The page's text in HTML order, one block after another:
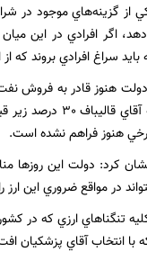
از گزينه‌هاي موجود در
اگر افرادي در اين
سراغ افرادي بروند كه
هنوز قادر به فروش
كه وارد مي‌كند
هنوز فراهم نشده است.
كرد: دولت اين روزها
در مواقع ضروري اين ارز
كليه تنگناهاي ارزي كه در
انتخاب آقاي پزشكيان افت